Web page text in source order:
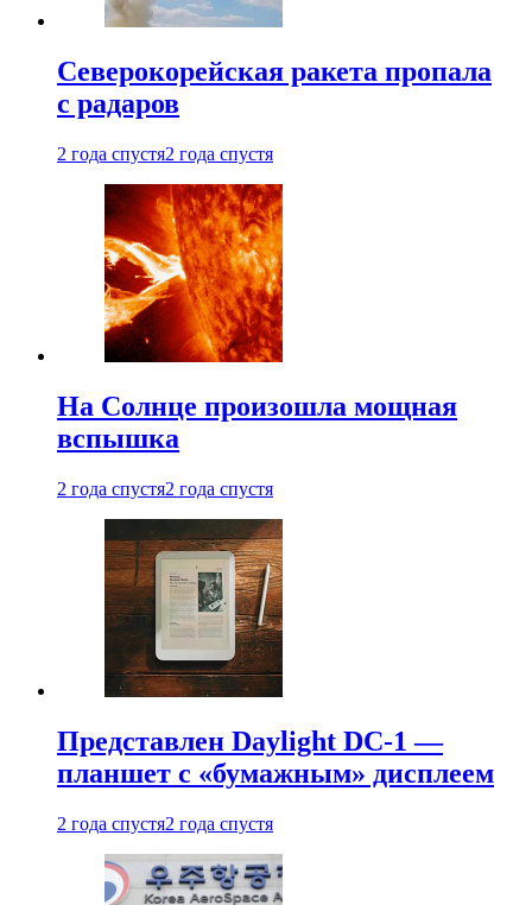
Северокорейская ракета пропала
с радаров
2 года спустя2 года спустя
На Солнце произошла мощная
вспышка
2 года спустя2 года спустя
Представлен Daylight DC-1 —
планшет с «бумажным» дисплеем
2 года спустя2 года спустя